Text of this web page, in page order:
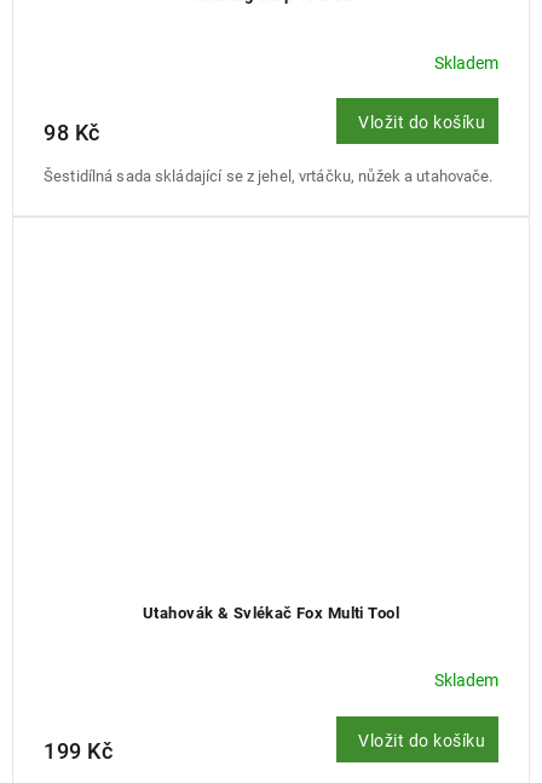
Skladem
98 Kč Vložit do košíku
Šestidílná sada skládající se z jehel, vrtáčku, nůžek a utahovače.
Utahovák & Svlékač Fox Multi Tool
Skladem
199 Kč Vložit do košíku